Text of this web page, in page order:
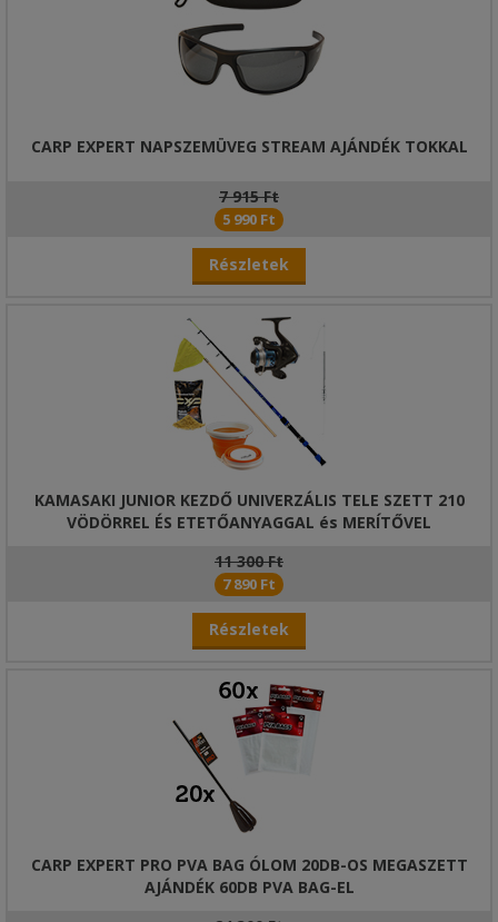
CARP EXPERT NAPSZEMÜVEG STREAM AJÁNDÉK TOKKAL
7 915 Ft
5 990 Ft
Részletek
KAMASAKI JUNIOR KEZDŐ UNIVERZÁLIS TELE SZETT 210
VÖDÖRREL ÉS ETETŐANYAGGAL és MERÍTŐVEL
11 300 Ft
7 890 Ft
Részletek
CARP EXPERT PRO PVA BAG ÓLOM 20DB-OS MEGASZETT
AJÁNDÉK 60DB PVA BAG-EL